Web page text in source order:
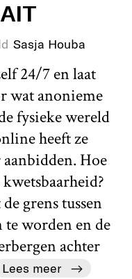
Sasja Houba
24/7 en laat
wat anonieme
fysieke wereld
heeft ze
Hoe
grens tussen
worden en de
achter
Lees meer